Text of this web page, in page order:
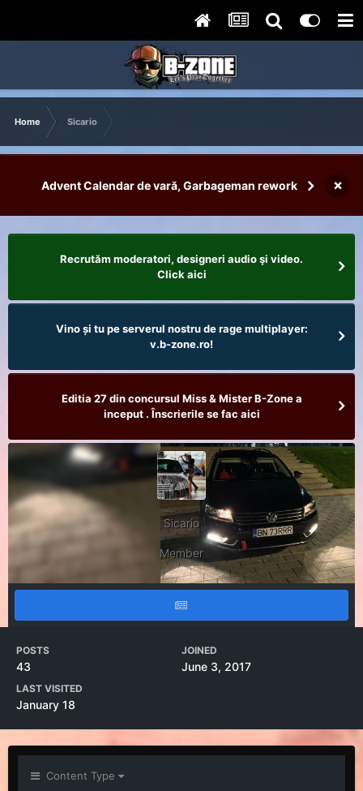
Home Sicario
Advent Calendar de vară, Garbageman rework ×
Recrutăm moderatori, designeri audio şi video.
Click aici
Vino și tu pe serverul nostru de rage multiplayer:
v.b-zone.ro!
Editia 27 din concursul Miss & Mister B-Zone a
inceput . Înscrierile se fac aici
Sicario
Member
POSTS
43
JOINED
June 3, 2017
LAST VISITED
January 18
Content Type